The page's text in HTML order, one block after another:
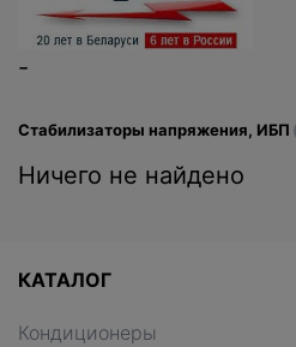
-
Стабилизаторы напряжения, ИБП
Ничего не найдено
КАТАЛОГ
Кондиционеры